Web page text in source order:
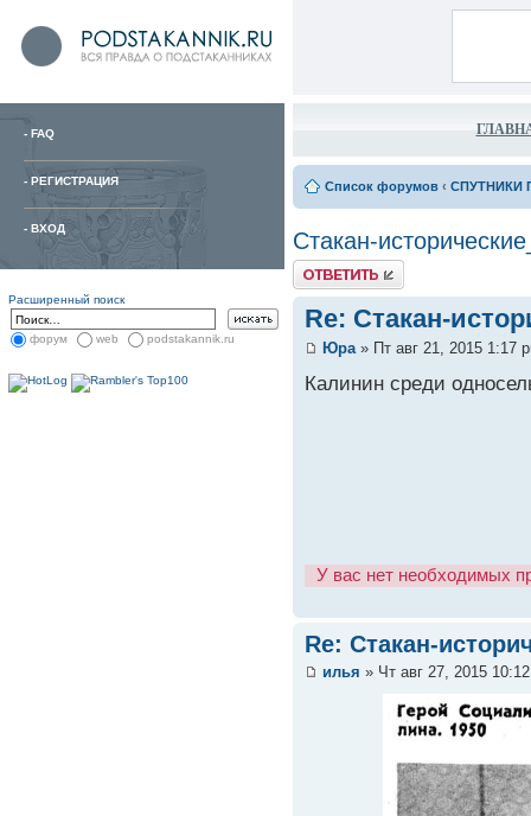
- FAQ
- РЕГИСТРАЦИЯ
- ВХОД
Расширенный поиск
форум web podstakannik.ru
Список форумов ‹ СПУТНИКИ
Стакан-
Re: Стакан-
Юра» Пт авг 21, 2015 1:17
Калинин среди
У вас нет необходимых
Re: Стакан-
илья » Чт авг 27, 2015